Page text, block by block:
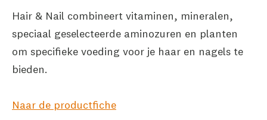
Hair & Nail combineert vitaminen, mineralen,
speciaal geselecteerde aminozuren en planten
om specifieke voeding voor je haar en nagels te
bieden.
Naar de productfiche